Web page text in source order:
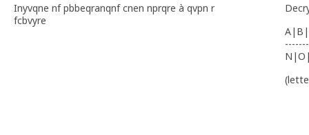
Inyvqne nf pbbeqranqnf cnen nprqre à qvpn r
fcbvyre